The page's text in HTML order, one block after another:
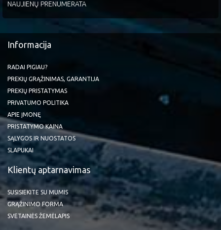
NAUJIENŲ PRENUMERATA
Informacija
RADAI PIGIAU?
PREKIŲ GRĄŽINIMAS, GARANTIJA
PREKIŲ PRISTATYMAS
PRIVATUMO POLITIKA
APIE ĮMONĘ
PRISTATYMO KAINA
SĄLYGOS IR NUOSTATOS
SLAPUKAI
Klientų aptarnavimas
SUSISIEKITE SU MUMIS
GRĄŽINIMO FORMA
SVETAINĖS ŽEMĖLAPIS